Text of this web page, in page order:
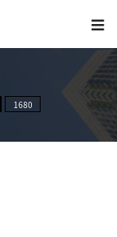
1680